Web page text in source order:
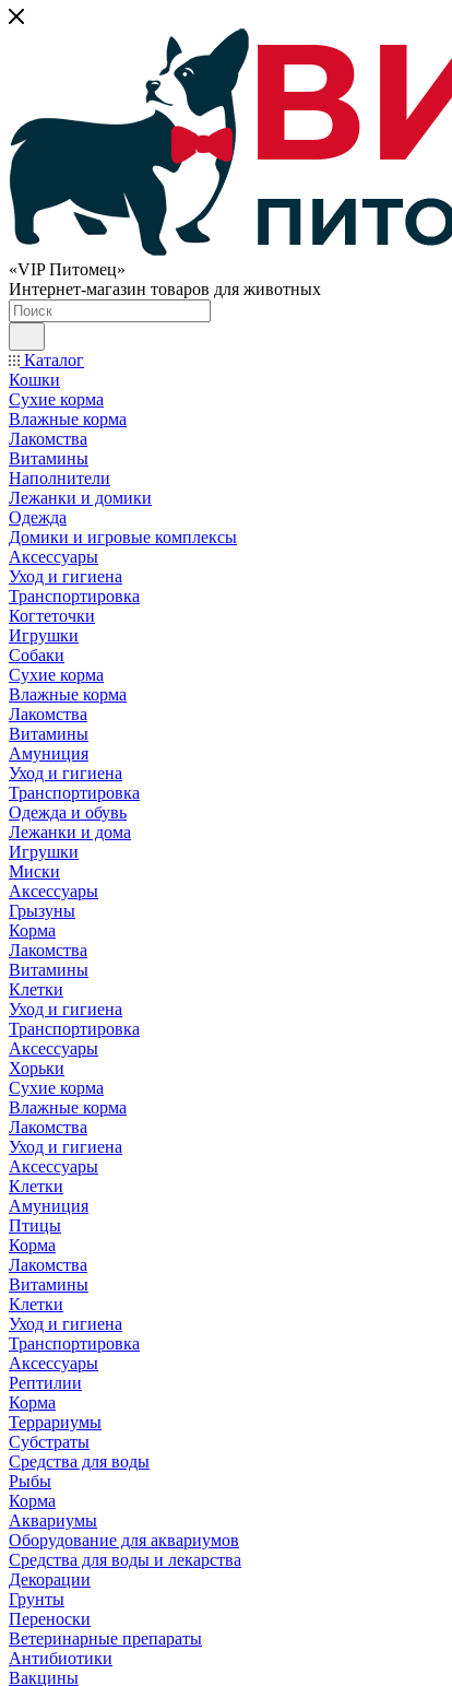
«VIP Питомец»
Интернет-магазин товаров для животных
Каталог
Кошки
Сухие корма
Влажные корма
Лакомства
Витамины
Наполнители
Лежанки и домики
Одежда
Домики и игровые комплексы
Аксессуары
Уход и гигиена
Транспортировка
Когтеточки
Игрушки
Собаки
Сухие корма
Влажные корма
Лакомства
Витамины
Амуниция
Уход и гигиена
Транспортировка
Одежда и обувь
Лежанки и дома
Игрушки
Миски
Аксессуары
Грызуны
Корма
Лакомства
Витамины
Клетки
Уход и гигиена
Транспортировка
Аксессуары
Хорьки
Сухие корма
Влажные корма
Лакомства
Уход и гигиена
Аксессуары
Клетки
Амуниция
Птицы
Корма
Лакомства
Витамины
Клетки
Уход и гигиена
Транспортировка
Аксессуары
Рептилии
Корма
Террариумы
Субстраты
Средства для воды
Рыбы
Корма
Аквариумы
Оборудование для аквариумов
Средства для воды и лекарства
Декорации
Грунты
Переноски
Ветеринарные препараты
Антибиотики
Вакцины